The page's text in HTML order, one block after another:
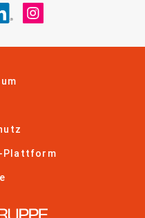
uns auf Facebook
uns auf YouTube
Besuche uns auf
Plattform